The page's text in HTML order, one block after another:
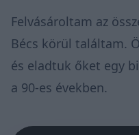
Felvásároltam az
Bécs körül találtam.
és eladtuk őket egy
a 90-es években.